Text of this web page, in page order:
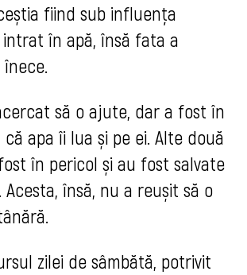
fiind sub influența
în apă, însă fata a
să o ajute, dar a fost în
apa îi lua și pe ei. Alte două
în pericol și au fost salvate
însă, nu a reușit să o
zilei de sâmbătă, potrivit